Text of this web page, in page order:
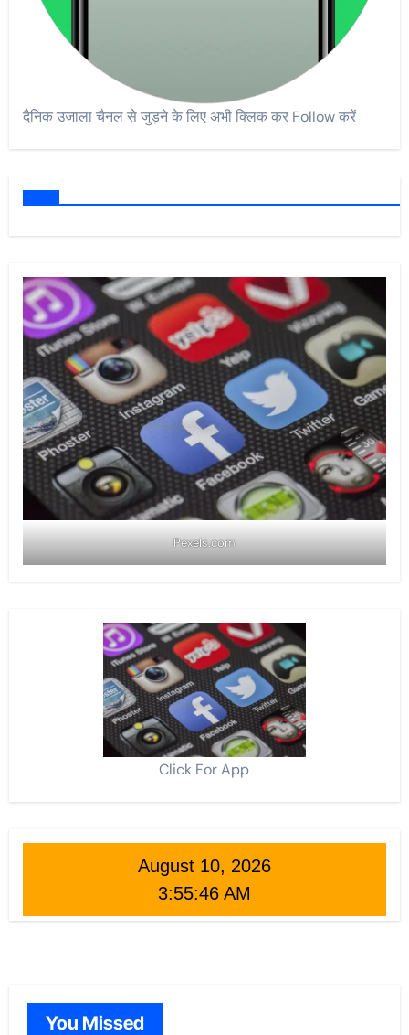
दैनिक उजाला चैनल से जुड़ने के लिए अभी क्लिक कर Follow करें
Pexels.com
Click For App
August 10, 2026
3:55:47 AM
You Missed